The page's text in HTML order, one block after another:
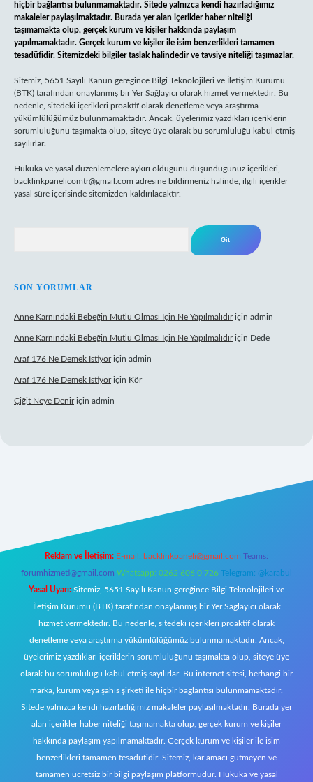
hiçbir bağlantısı bulunmamaktadır. Sitede yalnızca kendi hazırladığımız
makaleler paylaşılmaktadır. Burada yer alan içerikler haber niteliği
taşımamakta olup, gerçek kurum ve kişiler hakkında paylaşım
yapılmamaktadır. Gerçek kurum ve kişiler ile isim benzerlikleri tamamen
tesadüfidir. Sitemizdeki bilgiler taslak halindedir ve tavsiye niteliği taşımazlar.
Sitemiz, 5651 Sayılı Kanun gereğince Bilgi Teknolojileri ve İletişim Kurumu
(BTK) tarafından onaylanmış bir Yer Sağlayıcı olarak hizmet vermektedir. Bu
nedenle, sitedeki içerikleri proaktif olarak denetleme veya araştırma
yükümlülüğümüz bulunmamaktadır. Ancak, üyelerimiz yazdıkları içeriklerin
sorumluluğunu taşımakta olup, siteye üye olarak bu sorumluluğu kabul etmiş
sayılırlar.
Hukuka ve yasal düzenlemelere aykırı olduğunu düşündüğünüz içerikleri,
backlinkpanelicomtr@gmail.com adresine bildirmeniz halinde, ilgili içerikler
yasal süre içerisinde sitemizden kaldırılacaktır.
SON YORUMLAR
Anne Karnındaki Bebeğin Mutlu Olması Için Ne Yapılmalıdıriçin admin
Anne Karnındaki Bebeğin Mutlu Olması Için Ne Yapılmalıdıriçin Dede
Araf 176 Ne Demek Istiyoriçin admin
Araf 176 Ne Demek Istiyoriçin Kör
Çiğit Neye Deniriçin admin
Reklam ve İletişim: E-mail: backlinkpaneli@gmail.com Teams:
forumhizmeti@gmail.com Whatsapp: 0262 606 0 726 Telegram: @karabul
Yasal Uyarı: Sitemiz, 5651 Sayılı Kanun gereğince Bilgi Teknolojileri ve
İletişim Kurumu (BTK) tarafından onaylanmış bir Yer Sağlayıcı olarak
hizmet vermektedir. Bu nedenle, sitedeki içerikleri proaktif olarak
denetleme veya araştırma yükümlülüğümüz bulunmamaktadır. Ancak,
üyelerimiz yazdıkları içeriklerin sorumluluğunu taşımakta olup, siteye üye
olarak bu sorumluluğu kabul etmiş sayılırlar. Bu internet sitesi, herhangi bir
marka, kurum veya şahıs şirketi ile hiçbir bağlantısı bulunmamaktadır.
Sitede yalnızca kendi hazırladığımız makaleler paylaşılmaktadır. Burada yer
alan içerikler haber niteliği taşımamakta olup, gerçek kurum ve kişiler
hakkında paylaşım yapılmamaktadır. Gerçek kurum ve kişiler ile isim
benzerlikleri tamamen tesadüfidir. Sitemiz, kar amacı gütmeyen ve
tamamen ücretsiz bir bilgi paylaşım platformudur. Hukuka ve yasal